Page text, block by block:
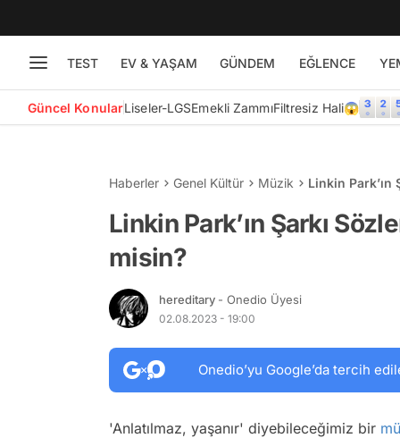
TEST EV & YAŞAM GÜNDEM EĞLENCE
Güncel KonularLiseler-LGSEmekli ZammıFiltresiz Hali😱
Haberler Genel Kültür Müzik Linkin
Linkin Park’ın Şarkı
misin?
hereditary - Onedio Üyesi
02.08.2023 - 19:00
Onedio’yu Google’da tercih
'Anlatılmaz, yaşanır' diyebileceğimiz bir